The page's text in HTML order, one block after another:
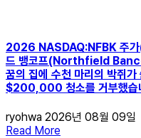
2026 NASDAQ:NFBK 주
드 뱅코프(Northfield
꿈의 집에 수천 마리의 박쥐
$200,000 청소를 거부했습
ryohwa 2026년 08월 09일
Read More